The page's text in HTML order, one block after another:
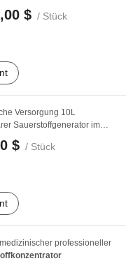
$ / Stück
Versorgung 10L
Sauerstoffgenerator im
$ / Stück
professioneller